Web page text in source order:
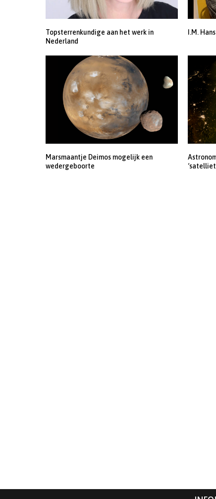
Topsterrenkundige aan het werk in
Nederland
I.M.
Marsmaantje Deimos mogelijk een
wedergeboorte